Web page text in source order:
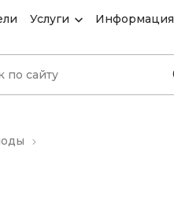
Услуги Информация